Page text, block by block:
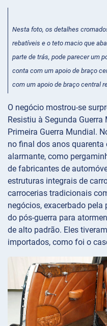
Nesta foto, os detalhes
rebatíveis e o teto macio que
parte de trás, pode parecer um
conta com um apoio de braço
com um apoio de braço central
O negócio mostrou-se
Resistiu à Segunda
Primeira Guerra Mundial.
no final dos anos
alarmante, como
de fabricantes de
estruturas integrais de
carrocerias tradicionais
negócios, exacerbado
do pós-guerra para
de alto padrão. Eles
importados, como foi o